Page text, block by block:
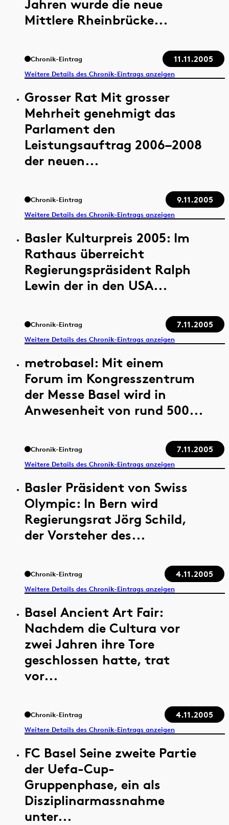
Jahren wurde die neue
Mittlere Rheinbrücke...
Chronik-Eintrag 11.11.2005
Weitere Details des Chronik-Eintrags anzeigen
Grosser Rat Mit grosser
Mehrheit genehmigt das
Parlament den
Leistungsauftrag 2006–2008
der neuen...
Chronik-Eintrag 9.11.2005
Weitere Details des Chronik-Eintrags anzeigen
Basler Kulturpreis 2005: Im
Rathaus überreicht
Regierungspräsident Ralph
Lewin der in den USA...
Chronik-Eintrag 7.11.2005
Weitere Details des Chronik-Eintrags anzeigen
metrobasel: Mit einem
Forum im Kongresszentrum
der Messe Basel wird in
Anwesenheit von rund 500...
Chronik-Eintrag 7.11.2005
Weitere Details des Chronik-Eintrags anzeigen
Basler Präsident von Swiss
Olympic: In Bern wird
Regierungsrat Jörg Schild,
der Vorsteher des...
Chronik-Eintrag 4.11.2005
Weitere Details des Chronik-Eintrags anzeigen
Basel Ancient Art Fair:
Nachdem die Cultura vor
zwei Jahren ihre Tore
geschlossen hatte, trat
vor...
Chronik-Eintrag 4.11.2005
Weitere Details des Chronik-Eintrags anzeigen
FC Basel Seine zweite Partie
der Uefa-Cup-
Gruppenphase, ein als
Disziplinarmassnahme
unter...